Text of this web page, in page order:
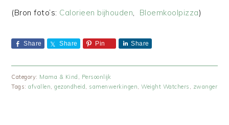
(Bron foto’s: Calorieen bijhouden Bloemkoolpizza)
Share Share Pin Share
Category: Mama & Kind
Persoonlijk
Tags:afvallen ,gezondheid samenwerkingen ,Weight Watchers zwanger